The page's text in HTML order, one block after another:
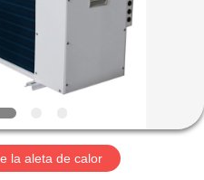
la aleta de calor